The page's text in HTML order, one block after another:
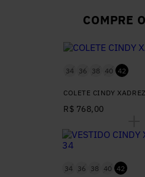
COMPRE
34 36 38 40 42
COLETE CINDY
R$ 768,00
34 36 38 40 42